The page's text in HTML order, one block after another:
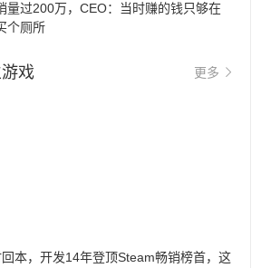
量过200万，CEO：当时赚的钱只够在
个厕所
戏 更多
本，开发14年登顶Steam畅销榜首，这